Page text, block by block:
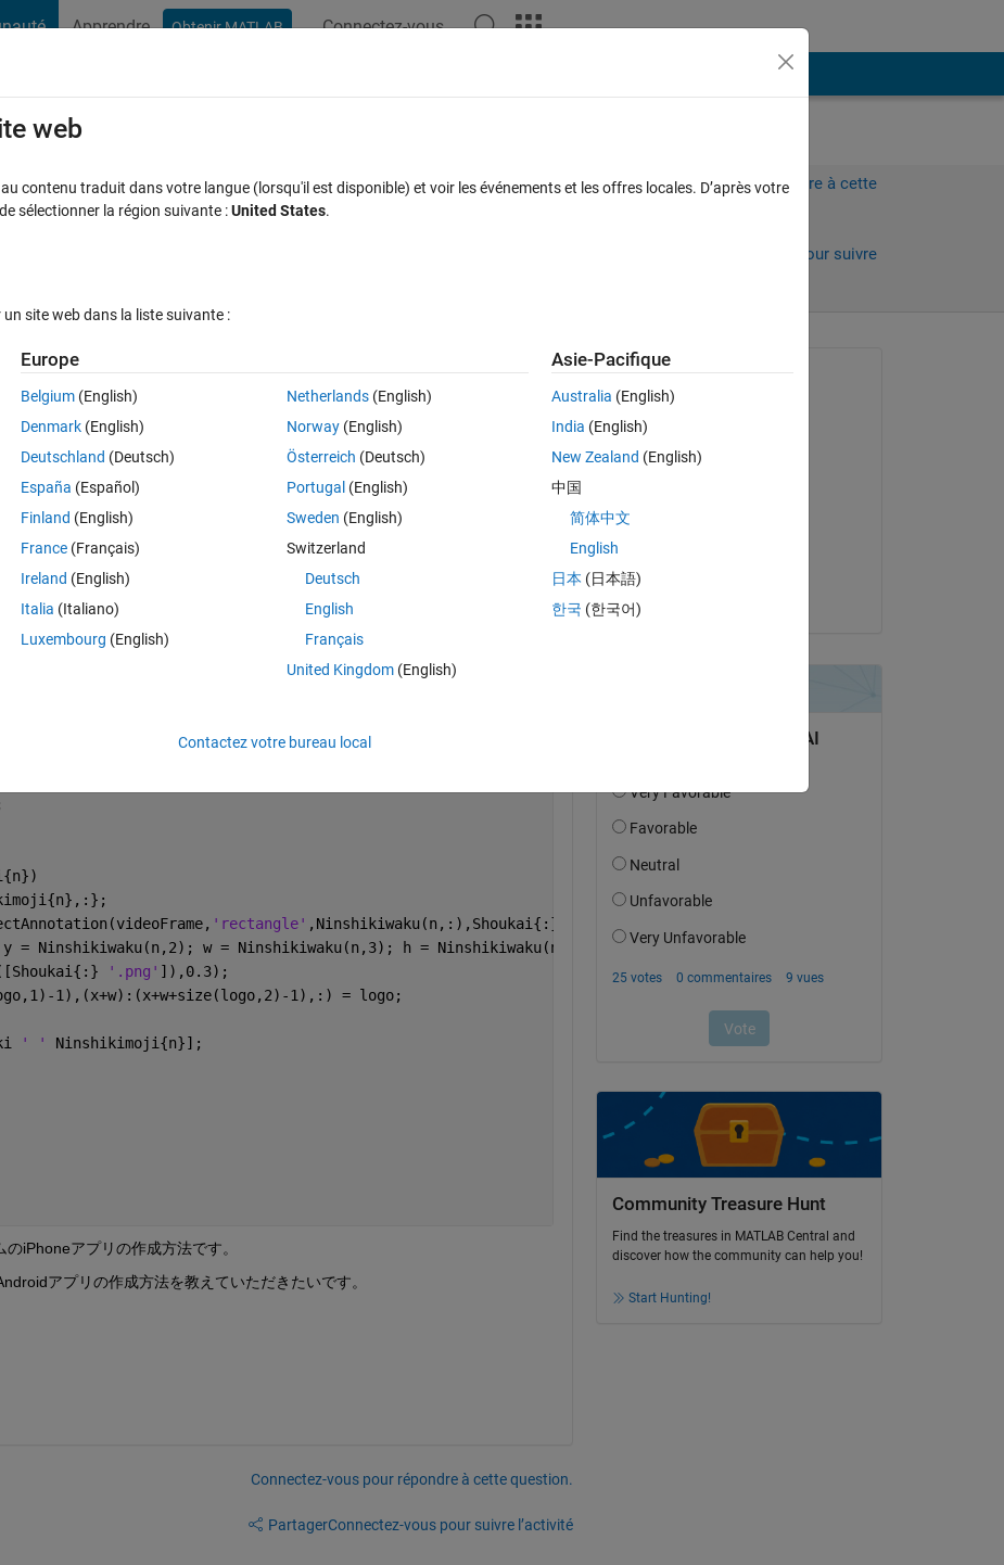
Apprendre Obtenir MATLAB Connectez-vous
Parcourir
いて
Connectez-vous pour répondre à cette
Connectez-vous pour suivre
Ouvrir dans MATLAB Online
で記載されているものを撮影を行います。撮影した成分表示の画像の中に、添
本語訳とその日本語訳のイラストの画像を表示するプログラムを作成しまし
, [100 100 [frameSize(2), frameSize(1)]+30]);
'rectangle' ,Ninshikiwaku(n,:),Shoukai{:},
= Ninshikiwaku(n,2); w = Ninshikiwaku(n,3); h = Ninshikiwaku(n,4);
'.png' ]),0.3);
1),(x+w):(x+w+size(logo,2)-1),:) = logo;
' ' Ninshikimoji{n}];
iPhoneアプリの作成方法です。
アプリの作成方法を教えていただきたいです。
Connectez-vous pour répondre à cette question.
PartagerConnectez-vous pour suivre l’activité
竣 齊藤
le 8 Oct 2021
le 10 Oct 2021
Acceptée :
Community Treasure Hunt
Find the treasures in MATLAB Central and
discover how the community can help you!
Start Hunting!
web
contenu traduit dans votre langue (lorsqu'il est disponible) et voir les événements et les offres locales. D’après votre
sélectionner la région suivante :United States.
site web dans la liste suivante :
Europe
Belgium (English)
Denmark (English)
Deutschland (Deutsch)
España (Español)
Finland (English)
France (Français)
Ireland (English)
Italia (Italiano)
Luxembourg (English)
Netherlands(English)
Norway(English)
Österreich (Deutsch)
Portugal (English)
Sweden (English)
Switzerland
Deutsch
English
Français
United Kingdom(English)
Asie-Pacifique
Australia (English)
India (English)
New Zealand (English)
中国
简体中文
English
日本 (日本語)
한국 (한국어)
Contactez votre bureau local